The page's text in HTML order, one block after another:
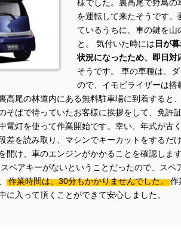
様でした。裏高尾で野鳥
を運転して来たそうです
ているうちに、車の鍵を山
と。 気付いた時には 日が
状況になったため、即日対
そうです。 車の車種は、
ので、イモビライザーは搭
高尾の林道内にある無料駐車場に到着すると
そばで待っていたお客様に挨拶をして、免許
電灯を使って作業開始です。幸い、年式が古
差を読み取り、マシンでキーカットをするだ
開け、車のエンジンがかかることを確認しま
ペアキーがないということだったので、スペ
作業時間は、30分もかかりませんでした。作
に入って頂くことができて安心しました。